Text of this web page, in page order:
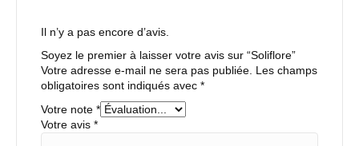
Il n’y a pas encore d’avis.
Soyez le premier à laisser votre avis sur “Soliflore”
Votre adresse e-mail ne sera pas publiée. Les champs
obligatoires sont indiqués avec *
Votre note *
Votre avis *